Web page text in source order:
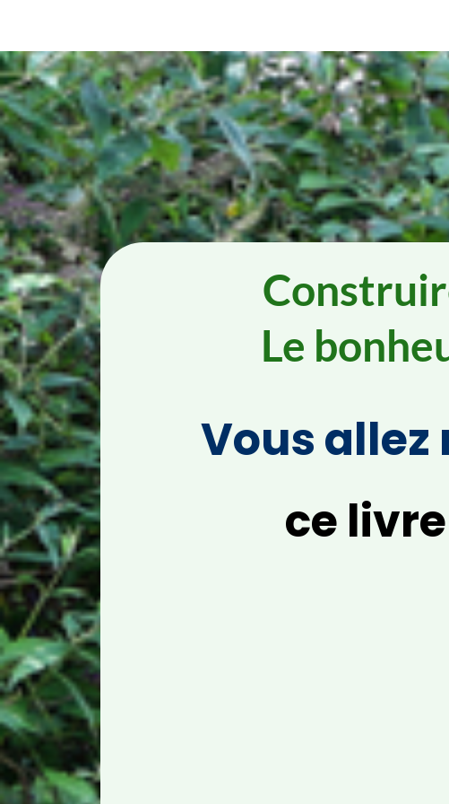
Le
Vous
ce livre